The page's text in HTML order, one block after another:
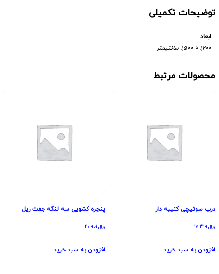
توضیحات تکمیلی
ابعاد
1,200 × 1,500 سانتیمتر
محصولات مرتبط
درب سوئیچی کتیبه دار
﷼15.319
افزودن به سبد خرید
پنجره کشویی سه لنگه جفت ریل
﷼20.901
افزودن به سبد خرید